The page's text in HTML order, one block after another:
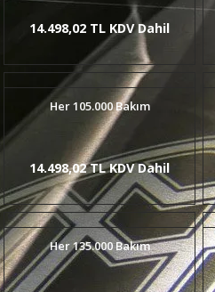
14.498,02 TL KDV Dahil
Her 105.000 Bakım
14.498,02 TL KDV Dahil
Her 135.000 Bakım